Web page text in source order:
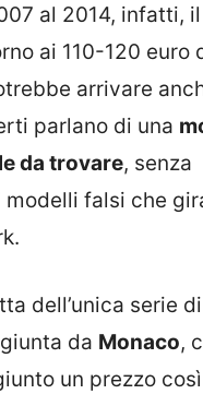
al 2014, infatti,
ai 110-120 euro
arrivare
parlano di una
da trovare, senza
falsi che
dell’unica serie
da Monaco,
un prezzo